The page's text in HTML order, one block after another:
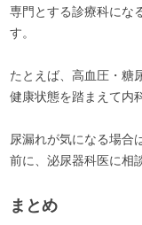
専門とする診療科にな
す。
たとえば、高血圧・糖
健康状態を踏まえて内
尿漏れが気になる場合
前に、泌尿器科医に相
まとめ